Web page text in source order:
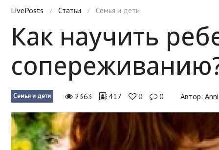
Новости
Экономика
Происшествия
Hi-Tech. Интернет
Россия
Наука и техника
Политика
LivePosts / Статьи / Семья и дети
Как научить
Семья и дети 2363 417 0 0 Автор: Anni